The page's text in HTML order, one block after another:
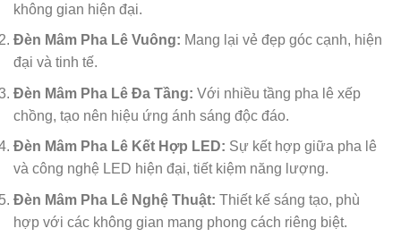
không gian hiện đại.
Đèn Mâm Pha Lê Vuông: Mang lại vẻ đẹp góc cạnh, hiện
đại và tinh tế.
Đèn Mâm Pha Lê Đa Tầng: Với nhiều tầng pha lê xếp
chồng, tạo nên hiệu ứng ánh sáng độc đáo.
Đèn Mâm Pha Lê Kết Hợp LED: Sự kết hợp giữa pha lê
và công nghệ LED hiện đại, tiết kiệm năng lượng.
Đèn Mâm Pha Lê Nghệ Thuật: Thiết kế sáng tạo, phù
hợp với các không gian mang phong cách riêng biệt.